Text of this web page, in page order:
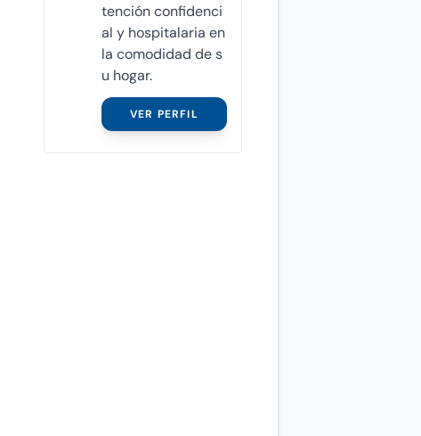
tención confidenci
al y hospitalaria en
la comodidad de s
u hogar.
VER PERFIL